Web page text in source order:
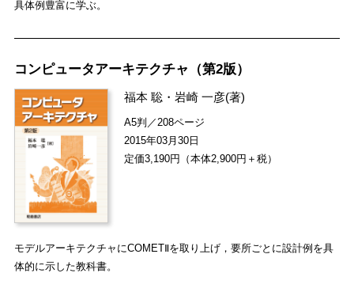
具体例豊富に学ぶ。
コンピュータアーキテクチャ（第2版）
福本 聡 ・岩崎 一彦(著)
A5判／208ページ
2015年03月30日
定価3,190円（本体2,900円＋税）
モデルアーキテクチャにCOMETⅡを取り上げ，要所ごとに設計例を具
体的に示した教科書。